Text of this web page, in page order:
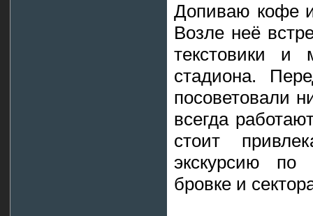
Допиваю кофе
Возле неё
текстовики и
стадиона.
посоветовали
всегда
стоит
экскурсию
бровке и